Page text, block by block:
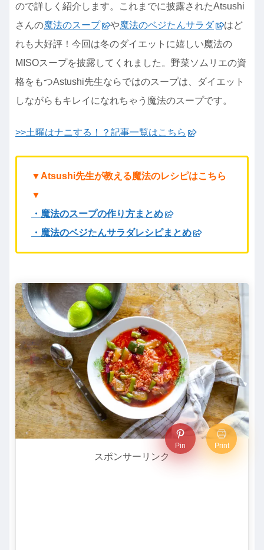
ので詳しく紹介します。これまでに披露されたAtsushi
さんの魔法のスープ や魔法のベジたんサラダ
はど
れも大好評！今回は冬のダイエットに嬉しい魔法の
MISOスープを披露してくれました。野菜ソムリエの資
格をもつAstushi先生ならではのスープは、ダイエット
しながらもキレイになれちゃう魔法のスープです。
>>土曜はナニする！？記事一覧はこちら
▼Atsushi先生が教える魔法のレシピはこちら
▼
・魔法のスープの作り方まとめ
・魔法のベジたんサラダレシピまとめ
Pin Print
スポンサーリンク